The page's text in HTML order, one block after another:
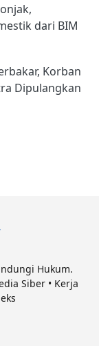
dari BIM
Korban
Dipulangkan
Hukum.
Siber • Kerja